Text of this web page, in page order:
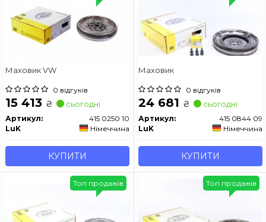
Маховик VW
0 відгуків
15 413 ₴ сьогодні
Артикул:
415 0250 10
LuK
Німеччина
КУПИТИ
Маховик
0 відгуків
24 681 ₴ сьогодні
Артикул:
415 0844 09
LuK
Німеччина
КУПИТИ
Топ продажів Топ продажів